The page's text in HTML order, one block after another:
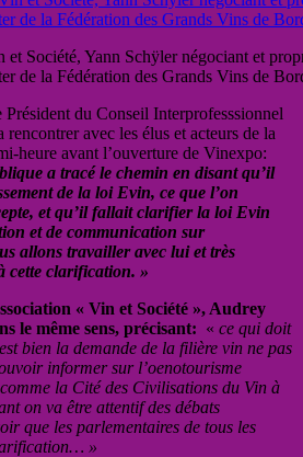
Société, Yann Schÿler négociant et
de la Fédération des Grands Vins de
Président du Conseil Interprofesssionnel
avec les élus et acteurs de la
heure avant l’ouverture de Vinexpo:
a tracé le chemin en disant qu’il
de la loi Evin, ce que l’on
et qu’il fallait clarifier la loi Evin
et de communication sur
allons travailler avec lui et très
cette clarification. »
« Vin et Société », Audrey
le même sens, précisant: « ce qui doit
bien la demande de la filière vin ne pas
informer sur l’oenotourisme
la Cité des Civilisations du Vin à
on va être attentif des débats
que les parlementaires de tous les
»